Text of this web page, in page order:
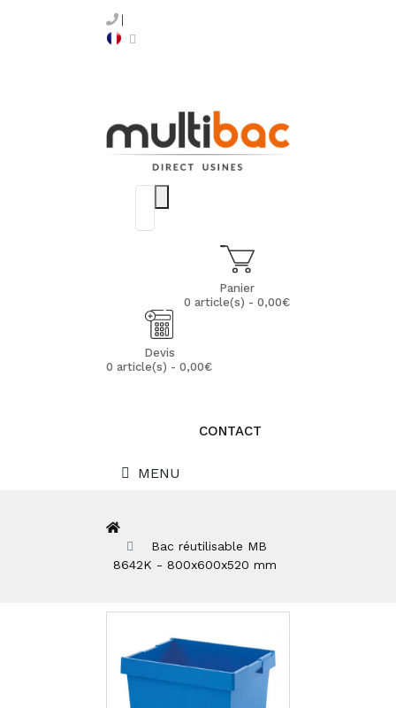
Panier
0 article(s) - 0,00€
Devis
0 article(s) - 0,00€
CONTACT
MENU
Bac réutilisable MB
8642K - 800x600x520 mm